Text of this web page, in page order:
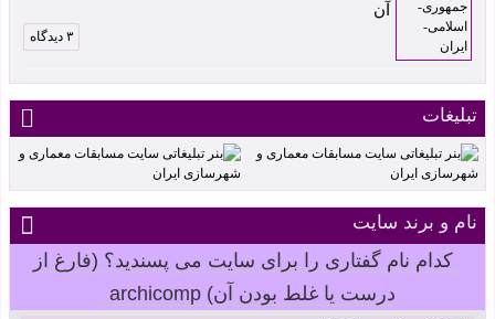
آن
۳ دیدگاه
تبلیغات
نام و برند سایت
کدام نام گفتاری را برای سایت می پسندید؟ (فارغ از
درست یا غلط بودن آن) archicomp